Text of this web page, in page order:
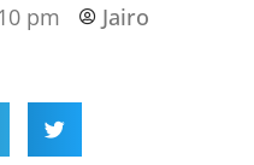
pm Jairo